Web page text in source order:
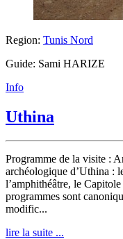
Region: Tunis Nord
Guide: Sami HARIZE
Info
Uthina
Programme de la visite :
archéologique d’Uthina :
l’amphithéâtre, le
programmes sont
modific...
lire la suite ...